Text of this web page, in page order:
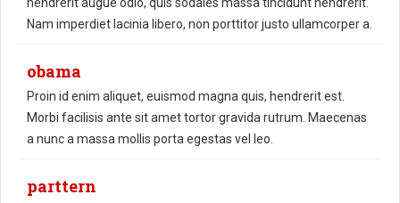
Nam imperdiet lacinia libero, non porttitor justo ullamcorper a.
obama
Proin id enim aliquet, euismod magna quis, hendrerit est.
Morbi facilisis ante sit amet tortor gravida rutrum. Maecenas
a nunc a massa mollis porta egestas vel leo.
parttern